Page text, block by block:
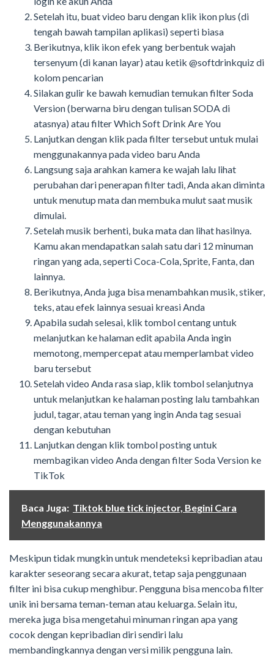
Setelah itu, buat video baru dengan klik ikon plus (di
tengah bawah tampilan aplikasi) seperti biasa
Berikutnya, klik ikon efek yang berbentuk wajah
tersenyum (di kanan layar) atau ketik @softdrinkquiz di
kolom pencarian
Silakan gulir ke bawah kemudian temukan filter Soda
Version (berwarna biru dengan tulisan SODA di
atasnya) atau filter Which Soft Drink Are You
Lanjutkan dengan klik pada filter tersebut untuk mulai
menggunakannya pada video baru Anda
Langsung saja arahkan kamera ke wajah lalu lihat
perubahan dari penerapan filter tadi, Anda akan diminta
untuk menutup mata dan membuka mulut saat musik
dimulai.
Setelah musik berhenti, buka mata dan lihat hasilnya.
Kamu akan mendapatkan salah satu dari 12 minuman
ringan yang ada, seperti Coca-Cola, Sprite, Fanta, dan
lainnya.
Berikutnya, Anda juga bisa menambahkan musik, stiker,
teks, atau efek lainnya sesuai kreasi Anda
Apabila sudah selesai, klik tombol centang untuk
melanjutkan ke halaman edit apabila Anda ingin
memotong, mempercepat atau memperlambat video
baru tersebut
Setelah video Anda rasa siap, klik tombol selanjutnya
untuk melanjutkan ke halaman posting lalu tambahkan
judul, tagar, atau teman yang ingin Anda tagsesuai
dengan kebutuhan
Lanjutkan dengan klik tombol posting untuk
membagikan video Anda dengan filter Soda Version ke
TikTok
Baca Juga: Tiktok blue tick injector, Begini Cara
Menggunakannya
Meskipun tidak mungkin untuk mendeteksi kepribadian atau
karakter seseorang secara akurat, tetap saja penggunaan
filter ini bisa cukup menghibur. Pengguna bisa mencoba filter
unik ini bersama teman-teman atau keluarga. Selain itu,
mereka juga bisa mengetahui minuman ringan apa yang
cocok dengan kepribadian diri sendiri lalu
membandingkannya dengan versi milik pengguna lain.